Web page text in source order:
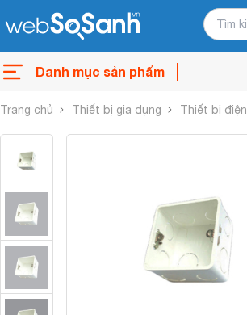
Danh mục sản phẩm
Trang chủ Thiết bị gia dụng Thiết bị điện